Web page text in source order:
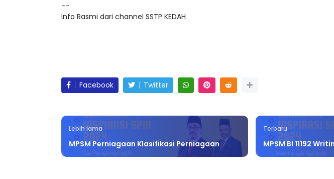
--
Info Rasmi dari channel SSTP KEDAH
Facebook Twitter
Lebih lama
MPSM Perniagaan Klasifikasi Perniagaan
Terbaru
MPSM BI 11192